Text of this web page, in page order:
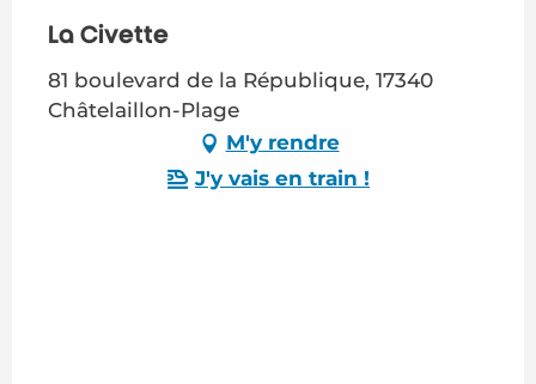
La Civette
81 boulevard de la République, 17340
Châtelaillon-Plage
M'y rendre
J'y vais en train !